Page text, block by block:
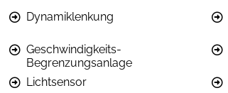
Dynamiklenkung
Geschwindigkeits-
Begrenzungsanlage
Lichtsensor